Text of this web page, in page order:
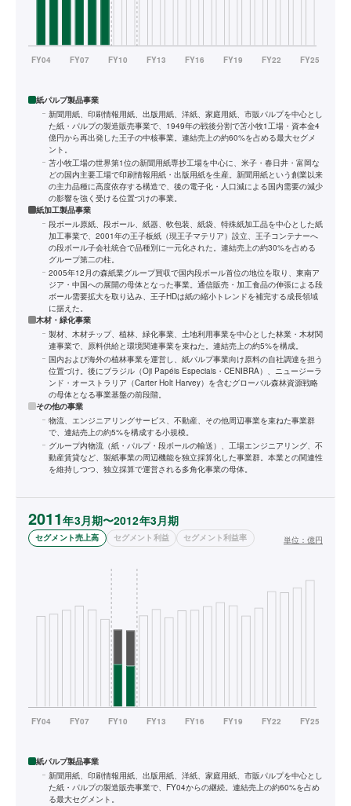
紙パルプ製品事業
新聞用紙、印刷情報用紙、出版用紙、洋紙、家庭用紙、市販パルプを中心とし
た紙・パルプの製造販売事業で、1949年の戦後分割で苫小牧1工場・資本金4
億円から再出発した王子の中核事業。連結売上の約60%を占める最大セグメ
ント。
苫小牧工場の世界第1位の新聞用紙専抄工場を中心に、米子・春日井・富岡な
どの国内主要工場で印刷情報用紙・出版用紙を生産。新聞用紙という創業以来
の主力品種に高度依存する構造で、後の電子化・人口減による国内需要の減少
の影響を強く受ける位置づけの事業。
紙加工製品事業
段ボール原紙、段ボール、紙器、軟包装、紙袋、特殊紙加工品を中心とした紙
加工事業で、2001年の王子板紙（現王子マテリア）設立、王子コンテナーへ
の段ボール子会社統合で品種別に一元化された。連結売上の約30%を占める
グループ第二の柱。
2005年12月の森紙業グループ買収で国内段ボール首位の地位を取り、東南ア
ジア・中国への展開の母体となった事業。通信販売・加工食品の伸張による段
ボール需要拡大を取り込み、王子HDは紙の縮小トレンドを補完する成長領域
に据えた。
木材・緑化事業
製材、木材チップ、植林、緑化事業、土地利用事業を中心とした林業・木材関
連事業で、原料供給と環境関連事業を束ねた。連結売上の約5%を構成。
国内および海外の植林事業を運営し、紙パルプ事業向け原料の自社調達を担う
位置づけ。後にブラジル（Oji Papéis Especiais・CENIBRA）、ニュージーラ
ンド・オーストラリア（Carter Holt Harvey）を含むグローバル森林資源戦略
の母体となる事業基盤の前段階。
その他の事業
物流、エンジニアリングサービス、不動産、その他周辺事業を束ねた事業群
で、連結売上の約5%を構成する小規模。
グループ内物流（紙・パルプ・段ボールの輸送）、工場エンジニアリング、不
動産賃貸など、製紙事業の周辺機能を独立採算化した事業群。本業との関連性
を維持しつつ、独立採算で運営される多角化事業の母体。
2011年3月期〜2012年3月期
セグメント売上高 セグメント利益 セグメント利益率 単位： 億円
紙パルプ製品事業
新聞用紙、印刷情報用紙、出版用紙、洋紙、家庭用紙、市販パルプを中心とし
た紙・パルプの製造販売事業で、FY04からの継続。連結売上の約60%を占め
る最大セグメント。